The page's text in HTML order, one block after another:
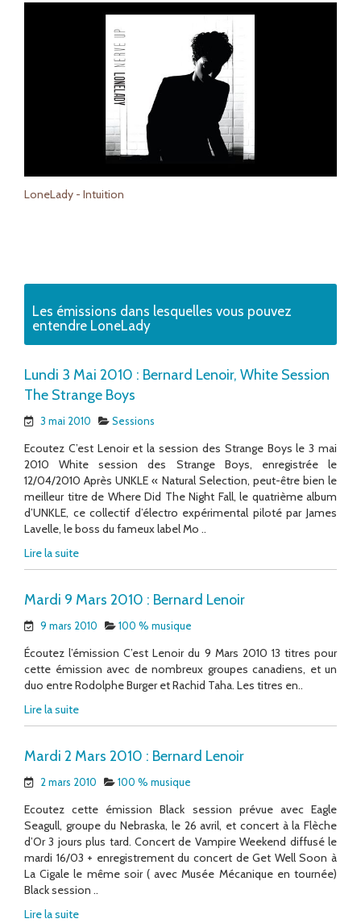
LoneLady - Intuition
Les émissions dans lesquelles vous pouvez
entendre LoneLady
Lundi 3 Mai 2010 : Bernard Lenoir, White Session
The Strange Boys
3 mai 2010 Sessions
Ecoutez C’est Lenoir et la session des Strange Boys le 3 mai
2010 White session des Strange Boys, enregistrée le
12/04/2010 Après UNKLE « Natural Selection, peut-être bien le
meilleur titre de Where Did The Night Fall, le quatrième album
d’UNKLE, ce collectif d’électro expérimental piloté par James
Lavelle, le boss du fameux label Mo ..
Lire la suite
Mardi 9 Mars 2010 : Bernard Lenoir
9 mars 2010 100 % musique
Écoutez l’émission C’est Lenoir du 9 Mars 2010 13 titres pour
cette émission avec de nombreux groupes canadiens, et un
duo entre Rodolphe Burger et Rachid Taha. Les titres en..
Lire la suite
Mardi 2 Mars 2010 : Bernard Lenoir
2 mars 2010 100 % musique
Ecoutez cette émission Black session prévue avec Eagle
Seagull, groupe du Nebraska, le 26 avril, et concert à la Flèche
d’Or 3 jours plus tard. Concert de Vampire Weekend diffusé le
mardi 16/03 + enregistrement du concert de Get Well Soon à
La Cigale le même soir ( avec Musée Mécanique en tournée)
Black session ..
Lire la suite